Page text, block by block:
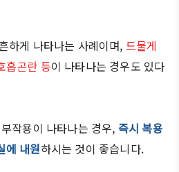
하게 나타나는 사례이며, 드물게
흡곤란 등이 나타나는 경우도 있다
작용이 나타나는 경우, 즉시 복용
에 내원하시는 것이 좋습니다.